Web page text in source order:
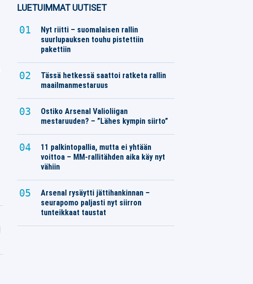
LUETUIMMAT UUTISET
Nyt riitti – suomalaisen rallin
suurlupauksen touhu pistettiin
pakettiin
Tässä hetkessä saattoi ratketa rallin
maailmanmestaruus
Ostiko Arsenal Valioliigan
mestaruuden? – ”Lähes kympin siirto”
11 palkintopallia, mutta ei yhtään
voittoa – MM-rallitähden aika käy nyt
vähiin
Arsenal rysäytti jättihankinnan –
seurapomo paljasti nyt siirron
tunteikkaat taustat